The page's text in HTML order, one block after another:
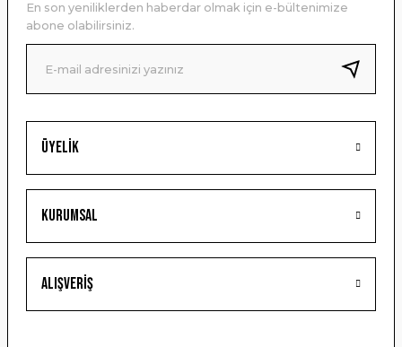
Ürün bilgilerinde hatalar bulunuyor.
Ürün fiyatı diğer sitelerden daha pahalı.
Bu ürüne benzer farklı alternatifler olmalı.
Gönder
Üyelik
Kurumsal
Alışveriş
En son yeniliklerden haberdar olmak için e-bültenimize
abone olabilirsiniz.